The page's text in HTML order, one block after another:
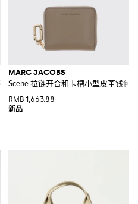
钱包
MARC JACOBS
Scene 拉链开合和卡槽小型皮革钱包
RMB 1,663.88